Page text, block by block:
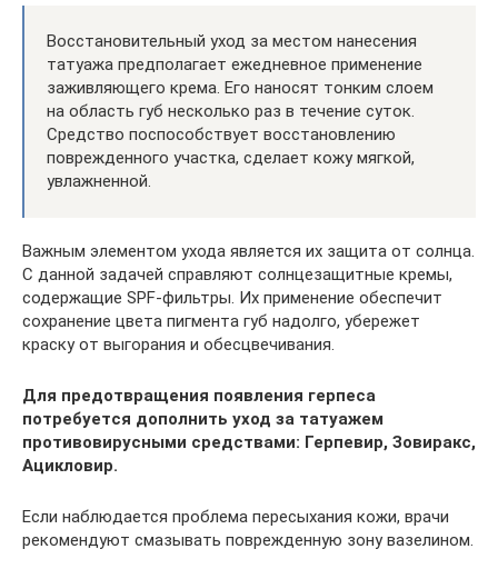
Восстановительный уход за местом нанесения
татуажа предполагает ежедневное применение
заживляющего крема. Его наносят тонким слоем
на область губ несколько раз в течение суток.
Средство поспособствует восстановлению
поврежденного участка, сделает кожу мягкой,
увлажненной.
Важным элементом ухода является их защита от солнца.
С данной задачей справляют солнцезащитные кремы,
содержащие SPF-фильтры. Их применение обеспечит
сохранение цвета пигмента губ надолго, убережет
краску от выгорания и обесцвечивания.
Для предотвращения появления герпеса
потребуется дополнить уход за татуажем
противовирусными средствами: Герпевир, Зовиракс,
Ацикловир.
Если наблюдается проблема пересыхания кожи, врачи
рекомендуют смазывать поврежденную зону вазелином.